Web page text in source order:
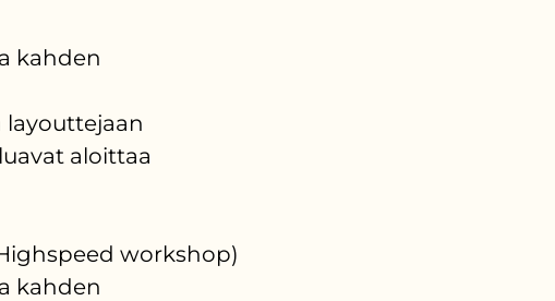
kahden
layouttejaan
aloittaa
workshop)
kahden